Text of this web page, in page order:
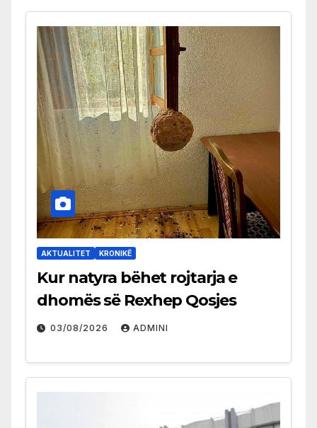
AKTUALITET KRONIKË
Kur natyra bëhet rojtarja e
dhomës së Rexhep Qosjes
03/08/2026 ADMINI